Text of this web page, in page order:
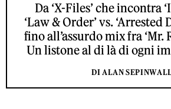
Da ‘X-Files’ che incontra
‘Law & Order’ vs. ‘Arrested
fino all’assurdo mix fra ‘Mr.
Un listone al di là di ogni
DI ALAN